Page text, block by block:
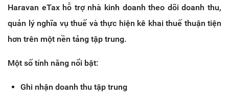
Haravan eTax hỗ trợ nhà kinh doanh theo dõi doanh thu,
quản lý nghĩa vụ thuế và thực hiện kê khai thuế thuận tiện
hơn trên một nền tảng tập trung.
Một số tính năng nổi bật:
Ghi nhận doanh thu tập trung